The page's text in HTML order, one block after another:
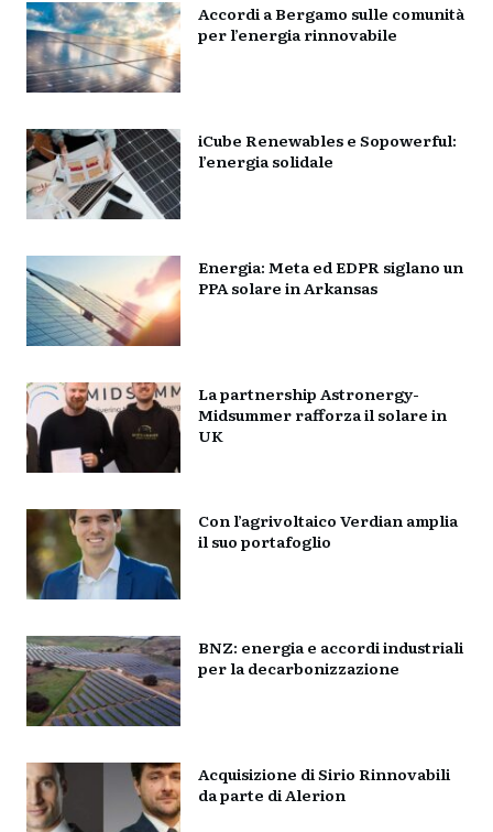
Accordi a Bergamo sulle comunità
per l’energia rinnovabile
iCube Renewables e Sopowerful:
l’energia solidale
Energia: Meta ed EDPR siglano un
PPA solare in Arkansas
La partnership Astronergy-
Midsummer rafforza il solare in
UK
Con l’agrivoltaico Verdian amplia
il suo portafoglio
BNZ: energia e accordi industriali
per la decarbonizzazione
Acquisizione di Sirio Rinnovabili
da parte di Alerion